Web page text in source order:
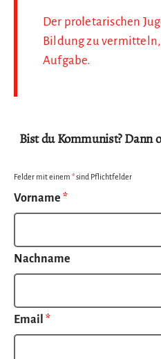
Der proletarischen
Bildung zu
Aufgabe.
Bist du Kommunist? Dann
Felder mit einem *sind Pflichtfelder
Vorname *
Nachname
Email *